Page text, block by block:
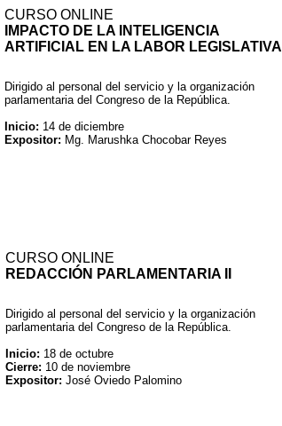
CURSO ONLINE
IMPACTO DE LA INTELIGENCIA
ARTIFICIAL EN LA LABOR LEGISLATIVA
Dirigido al personal del servicio y la organización
parlamentaria del Congreso de la República.
Inicio: 14 de diciembre
Expositor: Mg. Marushka Chocobar Reyes
CURSO ONLINE
REDACCIÓN PARLAMENTARIA II
Dirigido al personal del servicio y la organización
parlamentaria del Congreso de la República.
Inicio: 18 de octubre
Cierre: 10 de noviembre
Expositor: José Oviedo Palomino